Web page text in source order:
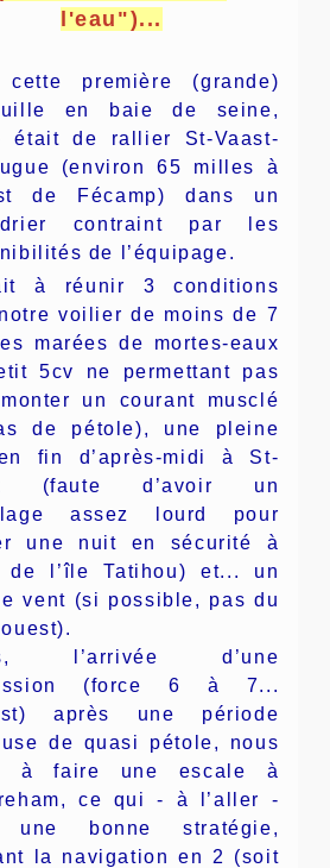
l'eau")...
cette première (grande)
en baie de seine,
était de rallier St-Vaast-
(environ 65 milles à
de Fécamp) dans un
contraint par les
de l’équipage.
à réunir 3 conditions
voilier de moins de 7
marées de mortes-eaux
5cv ne permettant pas
un courant musclé
de pétole), une pleine
fin d’après-midi à St-
(faute d’avoir un
assez lourd pour
une nuit en sécurité à
de l’île Tatihou) et... un
vent (si possible, pas du
l’arrivée d’une
(force 6 à 7...
après une période
de quasi pétole, nous
à faire une escale à
ce qui - à l’aller -
une bonne stratégie,
la navigation en 2 (soit